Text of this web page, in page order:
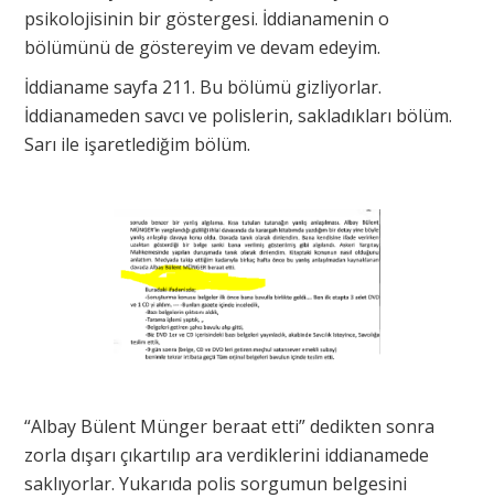
psikolojisinin bir göstergesi. İddianamenin o
bölümünü de göstereyim ve devam edeyim.
İddianame sayfa 211. Bu bölümü gizliyorlar.
İddianameden savcı ve polislerin, sakladıkları bölüm.
Sarı ile işaretlediğim bölüm.
“Albay Bülent Münger beraat etti” dedikten sonra
zorla dışarı çıkartılıp ara verdiklerini iddianamede
saklıyorlar. Yukarıda polis sorgumun belgesini